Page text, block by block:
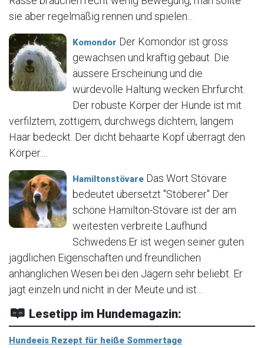
sie aber regelmäßig rennen und spielen...
Komondor Der Komondor ist gross
gewachsen und kräftig gebaut. Die
äussere Erscheinung und die
würdevolle Haltung wecken Ehrfurcht.
Der robuste Körper der Hunde ist mit
verfilztem, zottigem, durchwegs dichtem, langem
Haar bedeckt. Der dicht behaarte Kopf überragt den
Körper....
Hamiltonstövare Das Wort Stövare
bedeutet übersetzt "Stöberer" Der
schöne Hamilton-Stövare ist der am
weitesten verbreite Laufhund
Schwedens.Er ist wegen seiner guten
jagdlichen Eigenschaften und freundlichen
anhänglichen Wesen bei den Jägern sehr beliebt. Er
jagt einzeln und nicht in der Meute und ist...
Lesetipp im Hundemagazin:
Hundeeis Rezept für heiße Sommertage